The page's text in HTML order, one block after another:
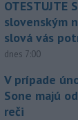
OTESTUJTE
slovenským
slová vás
dnes 7:00
V prípade
Sone majú
reči